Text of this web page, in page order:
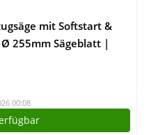
mit Softstart &
255mm Sägeblatt |
x 90mm | inkl. 2.
00:08